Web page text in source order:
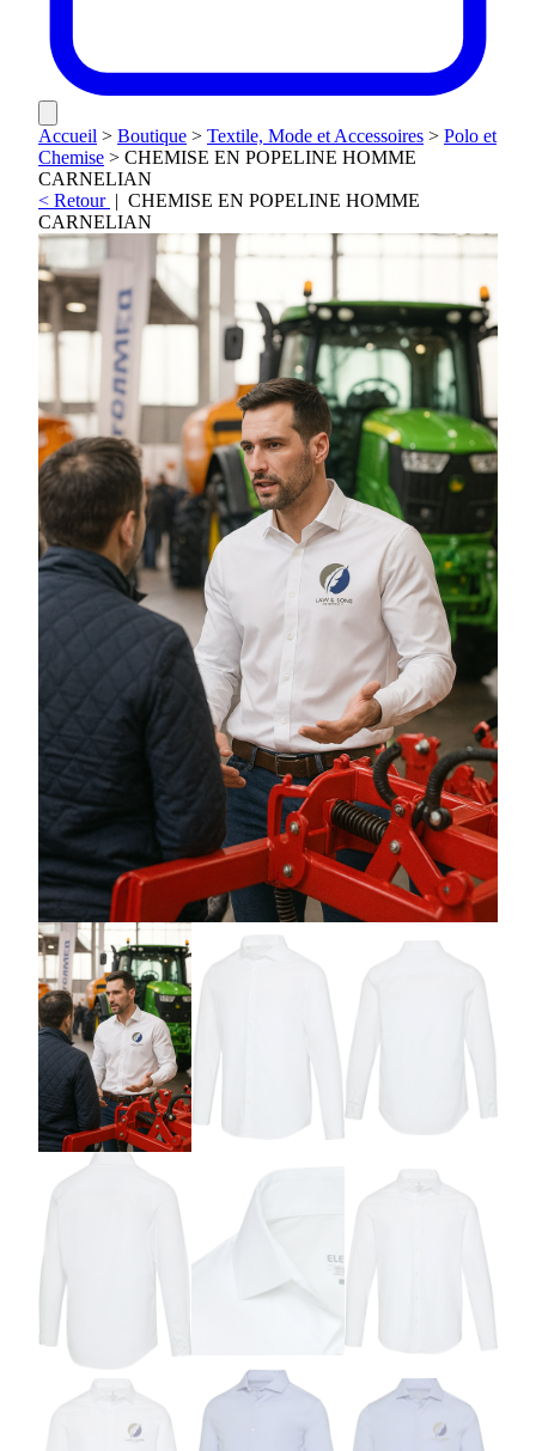
Accueil > Boutique > Textile, Mode et Accessoires > Polo et
Chemise > CHEMISE EN POPELINE HOMME
CARNELIAN
< Retour | CHEMISE EN POPELINE HOMME
CARNELIAN